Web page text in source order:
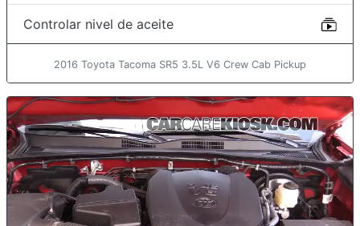
Controlar nivel de aceite
2016 Toyota Tacoma SR5 3.5L V6 Crew Cab Pickup